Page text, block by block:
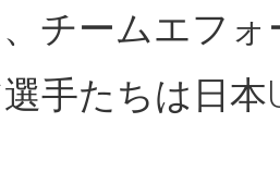
チームエフォ
手たちは日